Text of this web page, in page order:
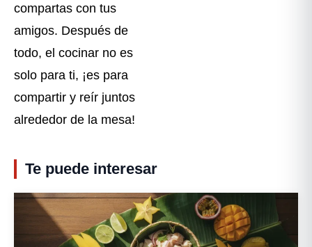
compartas con tus
amigos. Después de
todo, el cocinar no es
solo para ti, ¡es para
compartir y reír juntos
alrededor de la mesa!
Te puede interesar